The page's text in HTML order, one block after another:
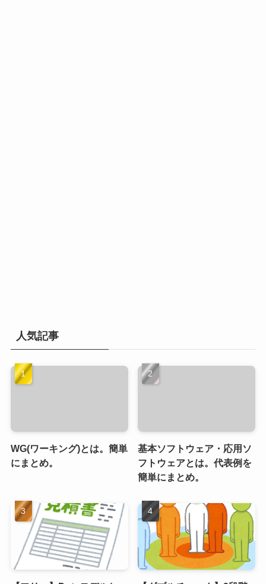
人気記事
WG(ワーキング)とは。簡単
にまとめ。
基本ソフトウェア・応用ソ
フトウェアとは。代表例を
簡単にまとめ。